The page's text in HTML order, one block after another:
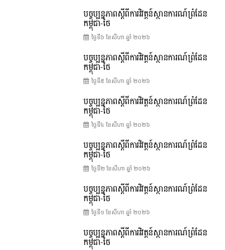
បច្ចុប្បន្នភាពស្ដីពីការវិវត្តន៍ស្ថានការណ៍ព្រំដែន
កម្ពុជា-ថៃ
ថ្ងៃទី៦ ខែ​សីហា ឆ្នាំ ២០២៦
បច្ចុប្បន្នភាពស្ដីពីការវិវត្តន៍ស្ថានការណ៍ព្រំដែន
កម្ពុជា-ថៃ
ថ្ងៃទី៥ ខែ​សីហា ឆ្នាំ ២០២៦
បច្ចុប្បន្នភាពស្ដីពីការវិវត្តន៍ស្ថានការណ៍ព្រំដែន
កម្ពុជា-ថៃ
ថ្ងៃទី៤ ខែ​សីហា ឆ្នាំ ២០២៦
បច្ចុប្បន្នភាពស្ដីពីការវិវត្តន៍ស្ថានការណ៍ព្រំដែន
កម្ពុជា-ថៃ
ថ្ងៃទី២ ខែ​សីហា ឆ្នាំ ២០២៦
បច្ចុប្បន្នភាពស្ដីពីការវិវត្តន៍ស្ថានការណ៍ព្រំដែន
កម្ពុជា-ថៃ
ថ្ងៃទី១ ខែ​សីហា ឆ្នាំ ២០២៦
បច្ចុប្បន្នភាពស្ដីពីការវិវត្តន៍ស្ថានការណ៍ព្រំដែន
កម្ពុជា-ថៃ